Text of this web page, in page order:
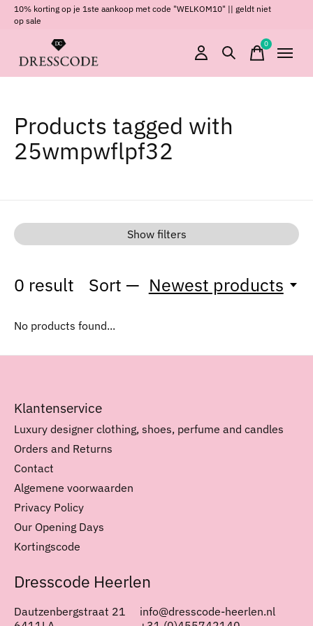
10% korting op je 1ste aankoop met code "WELKOM10" || geldt niet
op sale
0items
Products tagged with
25wmpwflpf32
Show filters
0 result Sort — Newest products
No products found...
Klantenservice
Luxury designer clothing, shoes, perfume and candles
Orders and Returns
Contact
Algemene voorwaarden
Privacy Policy
Our Opening Days
Kortingscode
Dresscode Heerlen
Dautzenbergstraat 21
info@dresscode-heerlen.nl